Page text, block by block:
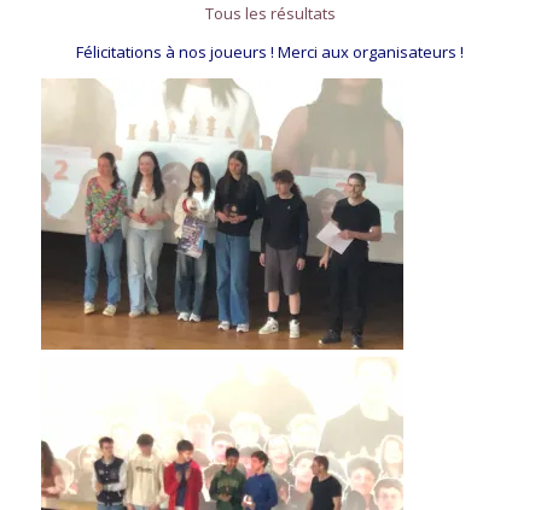
Tous les résultats
Félicitations à nos joueurs ! Merci aux organisateurs !